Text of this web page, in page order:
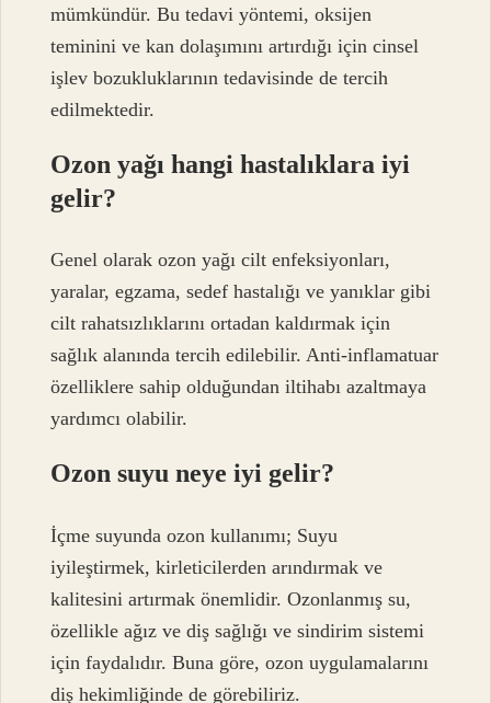
mümkündür. Bu tedavi yöntemi, oksijen
teminini ve kan dolaşımını artırdığı için cinsel
işlev bozukluklarının tedavisinde de tercih
edilmektedir.
Ozon yağı hangi hastalıklara iyi
gelir?
Genel olarak ozon yağı cilt enfeksiyonları,
yaralar, egzama, sedef hastalığı ve yanıklar gibi
cilt rahatsızlıklarını ortadan kaldırmak için
sağlık alanında tercih edilebilir. Anti-inflamatuar
özelliklere sahip olduğundan iltihabı azaltmaya
yardımcı olabilir.
Ozon suyu neye iyi gelir?
İçme suyunda ozon kullanımı; Suyu
iyileştirmek, kirleticilerden arındırmak ve
kalitesini artırmak önemlidir. Ozonlanmış su,
özellikle ağız ve diş sağlığı ve sindirim sistemi
için faydalıdır. Buna göre, ozon uygulamalarını
diş hekimliğinde de görebiliriz.